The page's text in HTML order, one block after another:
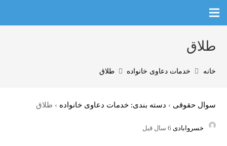
طلاق
خانه خدمات دعاوی خانواده طلاق
سوال حقوقی › دسته بندی: خدمات دعاوی خانواده › طلاق
خسروابادی